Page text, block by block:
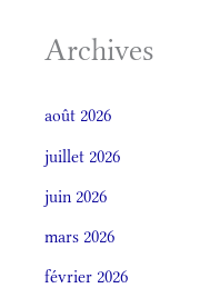
Archives
août 2026
juillet 2026
juin 2026
mars 2026
février 2026